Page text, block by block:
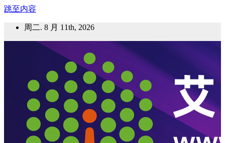
跳至内容
周二. 8 月 11th, 2026